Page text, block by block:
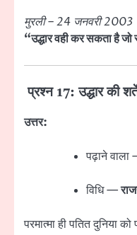
मुरली – 24 जनवरी 2003
“उद्धार वही कर सकता है
प्रश्न 17: उद्धार की
उत्तर:
पढ़ाने
विधि —
परमात्मा ही पतित दुनिया